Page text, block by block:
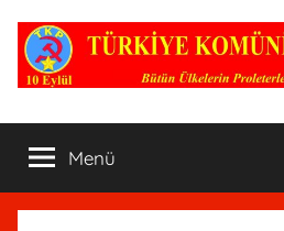
atla
TKP
Komünist
varsa,
Parti
Menü